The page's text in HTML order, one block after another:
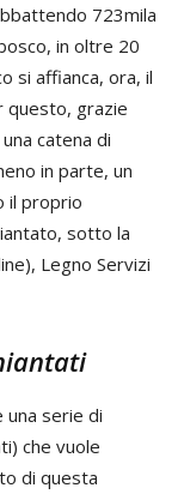
723mila
in oltre 20
si affianca, ora, il
questo, grazie
catena di
in parte, un
il proprio
sotto la
Legno Servizi
una serie di
che vuole
di questa